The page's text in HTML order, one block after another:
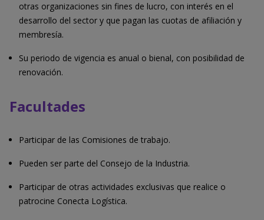
otras organizaciones sin fines de lucro, con interés en el
desarrollo del sector y que pagan las cuotas de afiliación y
membresía.
Su periodo de vigencia es anual o bienal, con posibilidad de
renovación.
Facultades
Participar de las Comisiones de trabajo.
Pueden ser parte del Consejo de la Industria.
Participar de otras actividades exclusivas que realice o
patrocine Conecta Logística.